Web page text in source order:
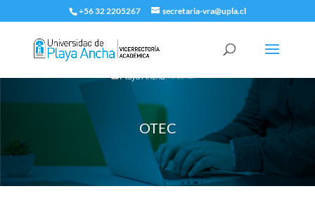
+56 32 2205267 secretaria-vra@upla.cl
OTEC